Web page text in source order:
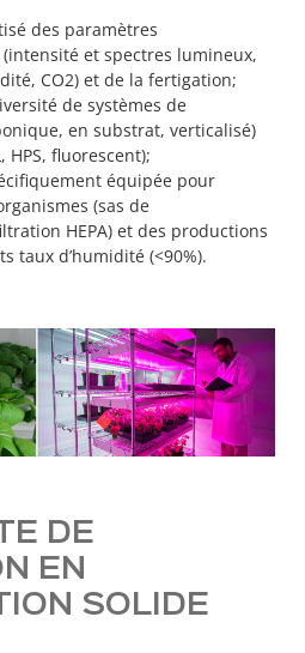
des paramètres
et spectres lumineux,
CO2) et de la fertigation;
de systèmes de
en substrat, verticalisé)
HPS, fluorescent);
équipée pour
(sas de
HEPA) et des productions
taux d’humidité (<90%).
DE
EN
SOLIDE